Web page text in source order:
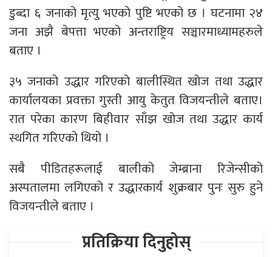
डुब्दा ६ जनाको मृत्यु भएको पुष्टि भएको छ । घटनामा २४
जना अझै बेपत्ता भएको अन्तराष्ट्रिय सञ्चारमाध्यामहरुले
बताए ।
३५ जनाको उद्धार गरिएको बालीस्थित खोज तथा उद्धार
कार्यालयका प्रवक्ता गुस्ती आयु केतुत विजयन्तीले बताए।
रात परेका कारण बिहीवार साँझ खोज तथा उद्धार कार्य
स्थगित गरिएको थियो ।
सबै पीडितहरूलाई बालीको जेम्ब्राना रिजेन्सीको
अस्पतालमा लगिएको र उद्धारकार्य शुक्रबार पुनः सुरु हुने
विजयन्तीले बताए ।
प्रतिक्रिया दिनुहोस्